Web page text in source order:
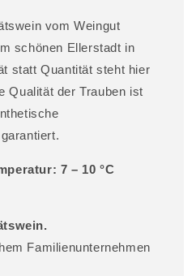
vom Weingut
schönen Ellerstadt in
statt Quantität steht hier
Qualität der Trauben ist
7 – 10 °C
Familienunternehmen